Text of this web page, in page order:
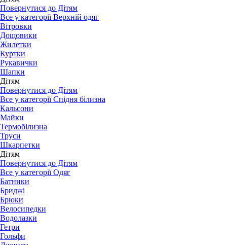
Повернутися до Дітям
Все у категорії Верхній одяг
Вітровки
Дощовики
Жилетки
Куртки
Рукавички
Шапки
Дітям
Повернутися до Дітям
Все у категорії Спідня білизна
Кальсони
Майки
Термобілизна
Труси
Шкарпетки
Дітям
Повернутися до Дітям
Все у категорії Одяг
Батники
Бриджі
Брюки
Велосипедки
Водолазки
Гетри
Гольфи